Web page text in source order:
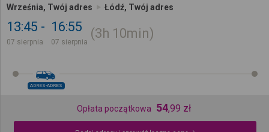
Września, Twój adres Łódź, Twój adres
13:45
07 sierpnia
16:55
07 sierpnia
3h 10min
ADRES-ADRES
Opłata początkowa 54,99 zł